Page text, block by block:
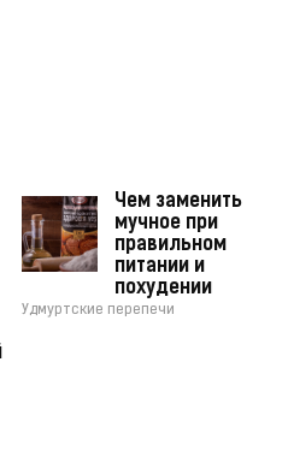
Чем заменить
мучное при
правильном
питании и
похудении
Удмуртские перепечи